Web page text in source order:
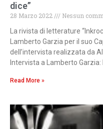
dice”
28 Marzo 2022
Nessun
La rivista di letterature
Lamberto Garzia per il suo
dell’intervista realizzata da
Intervista a Lamberto Garzia:
Read More »